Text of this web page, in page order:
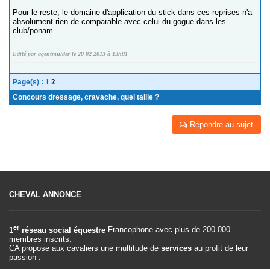
Pour le reste, le domaine d'application du stick dans ces reprises n'a
absolument rien de comparable avec celui du gogue dans les
club/ponam.
Edité par agentmulder le 20-02-2013 à 13h01
Page(s) : 1 2
Concours dressage, cravache, quel taille ?
Répondre au sujet
CHEVAL ANNONCE
1er réseau social équestre Francophone avec plus de 200.000
membres inscrits.
CA propose aux cavaliers une multitude de services au profit de leur
passion :